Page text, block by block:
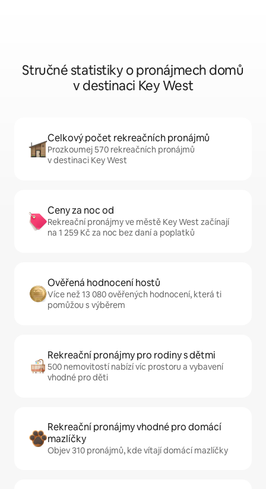
Stručné statistiky o pronájmech domů
v destinaci Key West
Celkový počet rekreačních pronájmů
Prozkoumej 570 rekreačních pronájmů
v destinaci Key West
Ceny za noc od
Rekreační pronájmy ve městě Key West začínají
na 1 259 Kč za noc bez daní a poplatků
Ověřená hodnocení hostů
Více než 13 080 ověřených hodnocení, která ti
pomůžou s výběrem
Rekreační pronájmy pro rodiny s dětmi
500 nemovitostí nabízí víc prostoru a vybavení
vhodné pro děti
Rekreační pronájmy vhodné pro domácí
mazlíčky
Objev 310 pronájmů, kde vítají domácí mazlíčky